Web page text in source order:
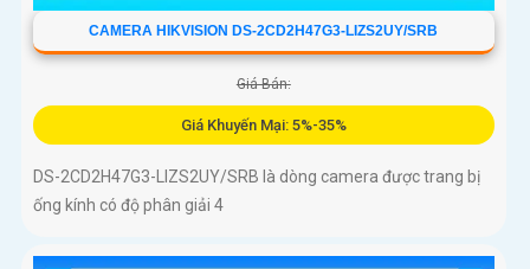
CAMERA HIKVISION DS-2CD2H47G3-LIZS2UY/SRB
Giá Bán:
Giá Khuyến Mại: 5%-35%
DS-2CD2H47G3-LIZS2UY/SRB là dòng camera được trang bị
ống kính có độ phân giải 4